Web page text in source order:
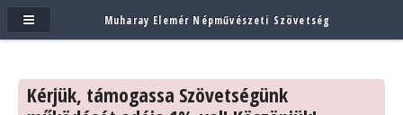
Kérjük, támogassa Szövetségünk
Muharay Elemér Népművészeti Szövetség